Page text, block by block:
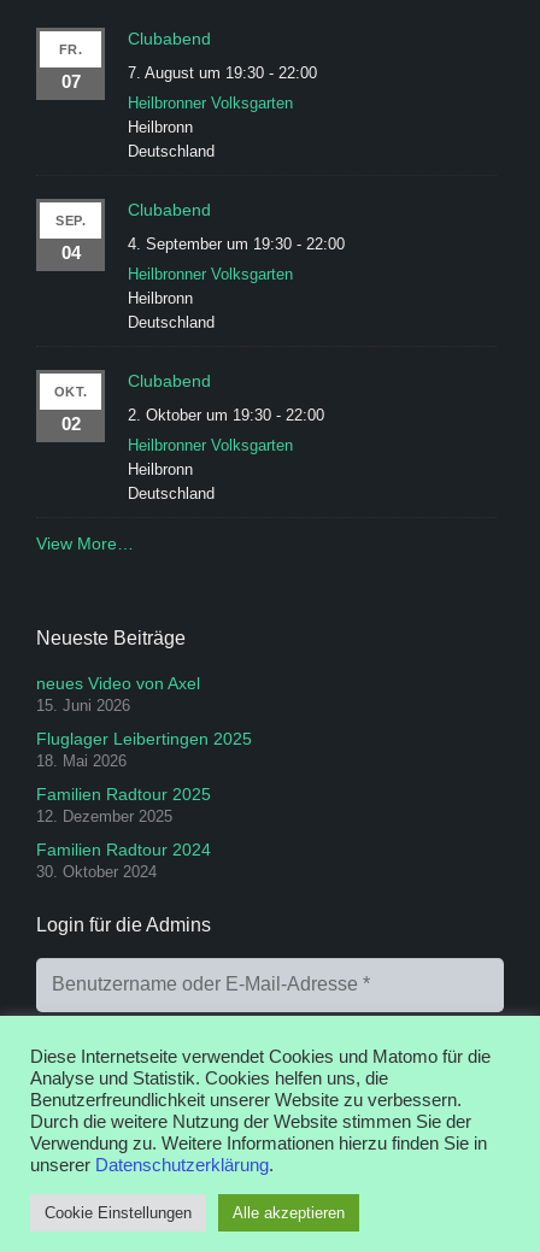
FR.
07
Clubabend
7. August um 19:30 - 22:00
Heilbronner Volksgarten
Heilbronn
Deutschland
SEP.
04
Clubabend
4. September um 19:30 - 22:00
Heilbronner Volksgarten
Heilbronn
Deutschland
OKT.
02
Clubabend
2. Oktober um 19:30 - 22:00
Heilbronner Volksgarten
Heilbronn
Deutschland
View More…
Neueste Beiträge
neues Video von Axel
15. Juni 2026
Fluglager Leibertingen 2025
18. Mai 2026
Familien Radtour 2025
12. Dezember 2025
Familien Radtour 2024
30. Oktober 2024
Login für die Admins
Anmelden Registrieren Passwort vergessen?
Web Design by Disco© 2016 – 2026
Diese Internetseite verwendet Cookies und Matomo für die
Analyse und Statistik. Cookies helfen uns, die
Benutzerfreundlichkeit unserer Website zu verbessern.
Durch die weitere Nutzung der Website stimmen Sie der
Verwendung zu. Weitere Informationen hierzu finden Sie in
unserer Datenschutzerklärung.
Cookie Einstellungen Alle akzeptieren